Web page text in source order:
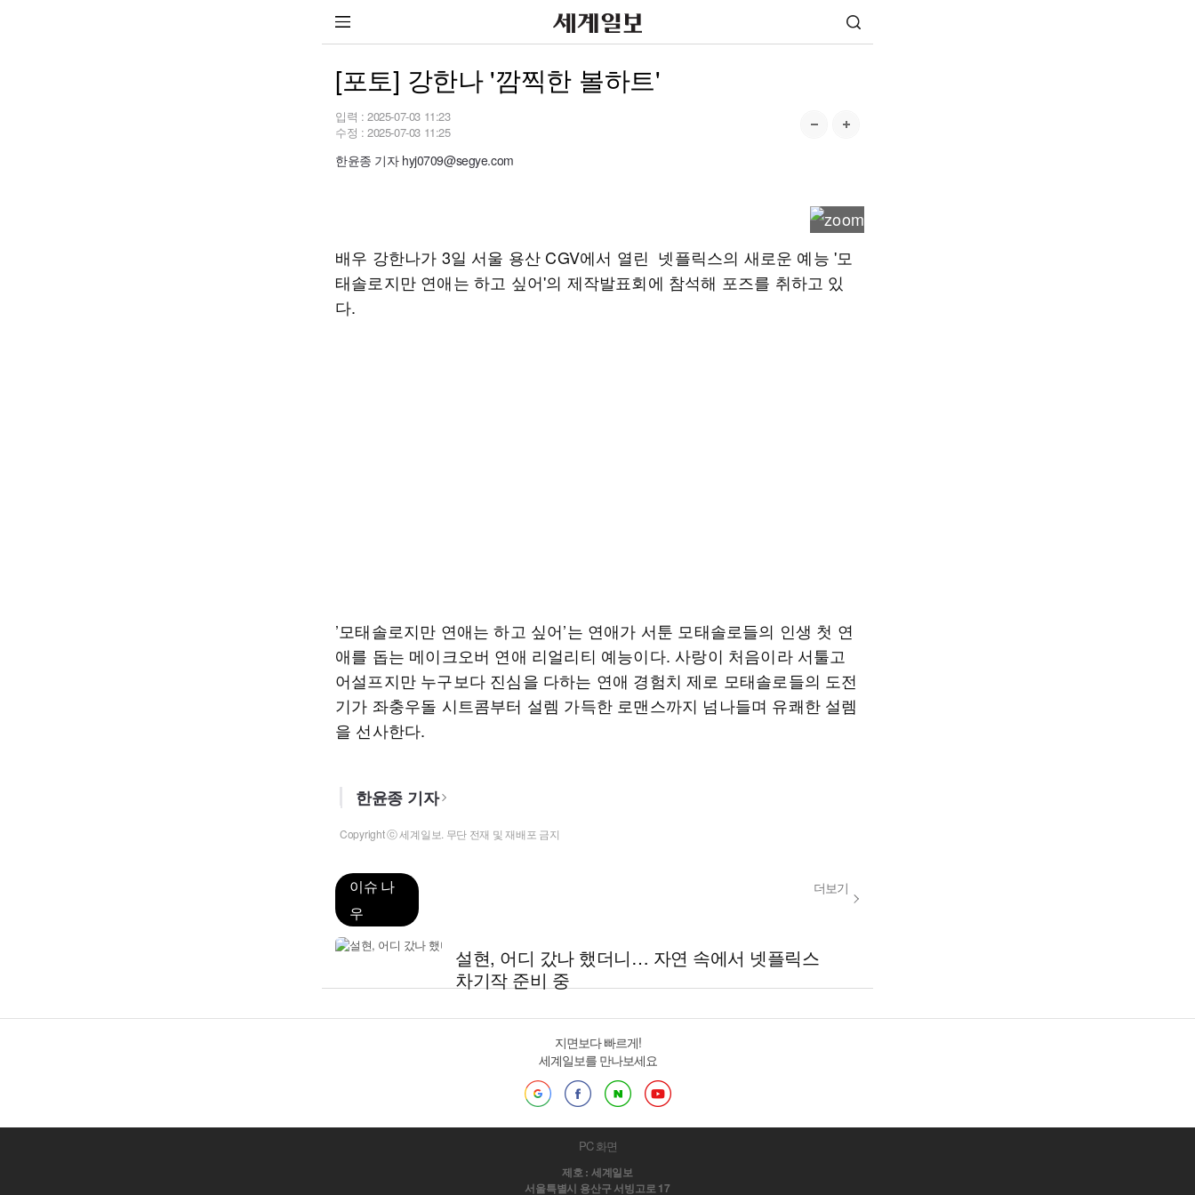
[포토] 강한나 '깜찍한 볼하트'
입력 : 2025-07-03 11:23
수정 : 2025-07-03 11:25
한윤종 기자 hyj0709@segye.com
배우 강한나가 3일 서울 용산 CGV에서 열린 넷플릭스의 새로운 예능 '모
태솔로지만 연애는 하고 싶어'의 제작발표회에 참석해 포즈를 취하고 있
다.
’모태솔로지만 연애는 하고 싶어​’는 연애가 서툰 모태솔로들의 인생 첫 연
애를 돕는 메이크오버 연애 리얼리티 예능​이다. 사랑이 처음이라 서툴고
어설프지만 누구보다 진심을 다하는 연애 경험치 제로 모태솔로들의 도전
기가 좌충우돌 시트콤부터 설렘 가득한 로맨스까지 넘나들며 유쾌한 설렘
을 선사한다.
한윤종 기자
Copyright ⓒ 세계일보. 무단 전재 및 재배포 금지
이슈 나
우
더보기
설현, 어디 갔나 했더니… 자연 속에서 넷플릭스
차기작 준비 중
지면보다 빠르게!
세계일보를 만나보세요
PC 화면
제호 : 세계일보
서울특별시 용산구 서빙고로 17